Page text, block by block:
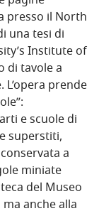
presso il North
una tesi di
Institute of
di tavole a
prende
e scuole di
superstiti,
a
miniate
del Museo
anche alla